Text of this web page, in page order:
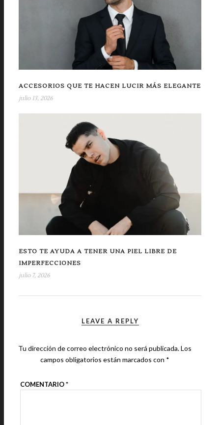
ACCESORIOS QUE TE HACEN LUCIR MÁS ELEGANTE
julio 13, 2026
ESTO TE AYUDA A TENER UNA PIEL LIBRE DE
IMPERFECCIONES
julio 7, 2026
LEAVE A REPLY
Tu dirección de correo electrónico no será publicada.Los
campos obligatorios están marcados con *
COMENTARIO*